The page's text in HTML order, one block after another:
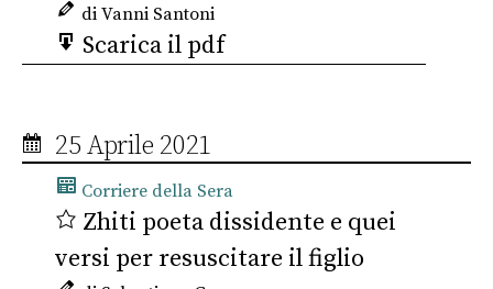
di Vanni Santoni
Scarica il pdf
25 Aprile 2021
Corriere della Sera
Zhiti poeta dissidente e quei
versi per resuscitare il figlio